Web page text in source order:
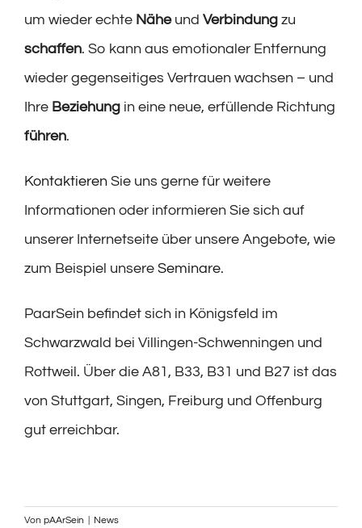
um wieder echte Näheund Verbindung zu
schaffen. So kann aus emotionaler Entfernung
wieder gegenseitiges Vertrauen wachsen – und
Ihre Beziehung in eine neue, erfüllende Richtung
führen.
Kontaktieren Sie uns gerne für weitere
Informationen oder informieren Sie sich auf
unserer Internetseite über unsere Angebote, wie
zum Beispiel unsere Seminare.
PaarSein befindet sich in Königsfeld im
Schwarzwald bei Villingen-Schwenningen und
Rottweil. Über die A81, B33, B31 und B27 ist das
von Stuttgart, Singen, Freiburg und Offenburg
gut erreichbar.
Von pAArSein News